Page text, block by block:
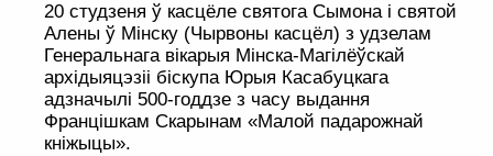
20 студзеня ў касцёле святога Сымона і святой
Алены ў Мінску (Чырвоны касцёл) з удзелам
Генеральнага вікарыя Мінска-Магілёўскай
архідыяцэзіі біскупа Юрыя Касабуцкага
адзначылі 500-годдзе з часу выдання
Францішкам Скарынам «Малой падарожнай
кніжыцы».